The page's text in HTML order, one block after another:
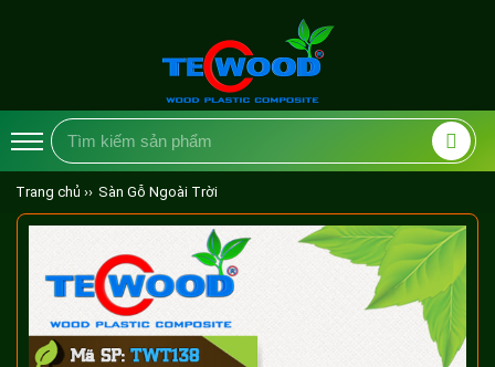
Trang chủ ›› Sàn Gỗ Ngoài Trời